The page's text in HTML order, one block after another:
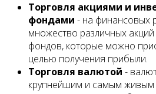
Торговля акциями и
фондами - на финансовых
множество различных
фондов, которые можно
целью получения прибыли.
Торговля валютой -
крупнейшим и самым